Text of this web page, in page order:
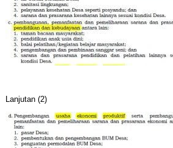
Lanjutan (2)